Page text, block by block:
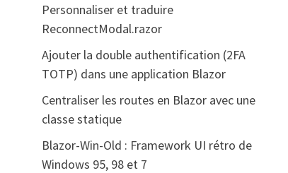
Personnaliser et traduire
ReconnectModal.razor
Ajouter la double authentification (2FA
TOTP) dans une application Blazor
Centraliser les routes en Blazor avec une
classe statique
Blazor-Win-Old : Framework UI rétro de
Windows 95, 98 et 7